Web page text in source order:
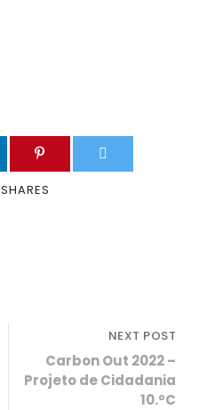
SHARES
NEXT POST
Carbon Out 2022 –
Projeto de Cidadania
10.ºC